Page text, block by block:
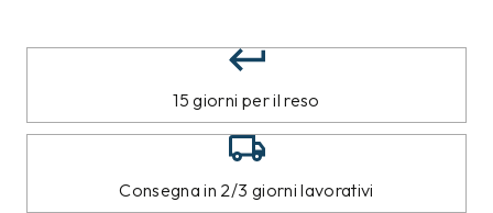
15 giorni per il reso
Consegna in 2/3 giorni lavorativi